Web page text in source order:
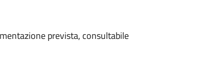
prevista, consultabile